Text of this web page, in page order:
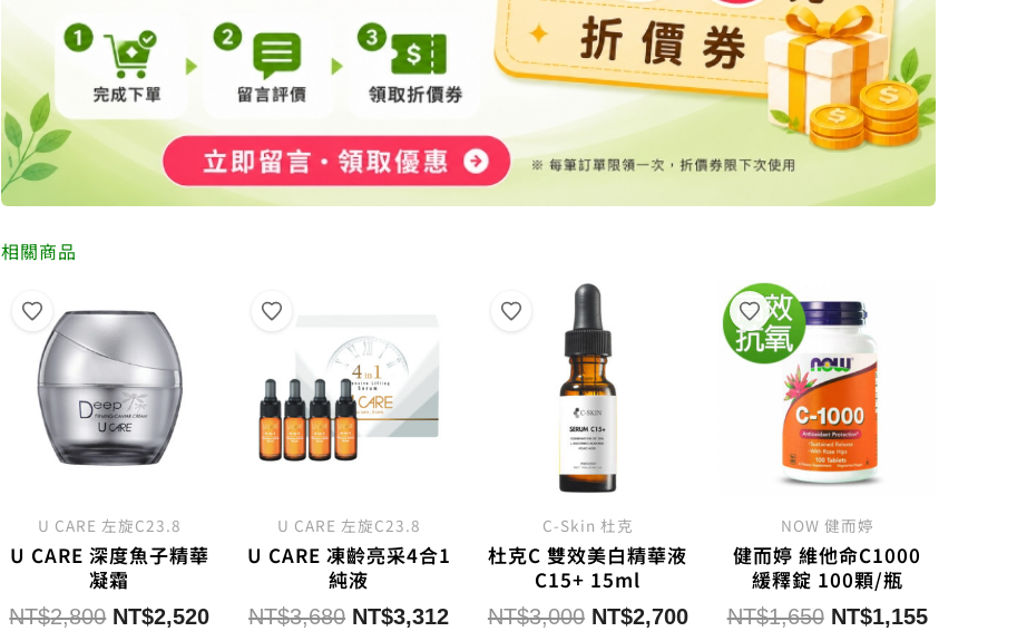
相關商品
U CARE 左旋C23.8
U CARE 深度魚子精華
凝霜
NT$2,800 原
NT$2,520目
U CARE 左旋C23.8
U CARE 凍齡亮采4合1
純液
NT$3,680 原
NT$3,312
C-Skin 杜克
杜克C 雙效美白精華液
C15+ 15ml
NT$3,000 原
NT$2,700目
NOW 健而婷
健而婷 維他命C1000
緩釋錠 100顆/瓶
NT$1,650 原
NT$1,155目